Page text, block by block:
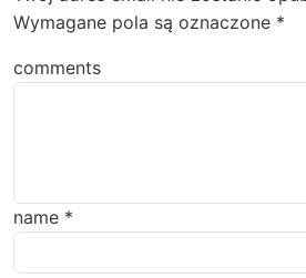
Wymagane pola są oznaczone *
comments
name *